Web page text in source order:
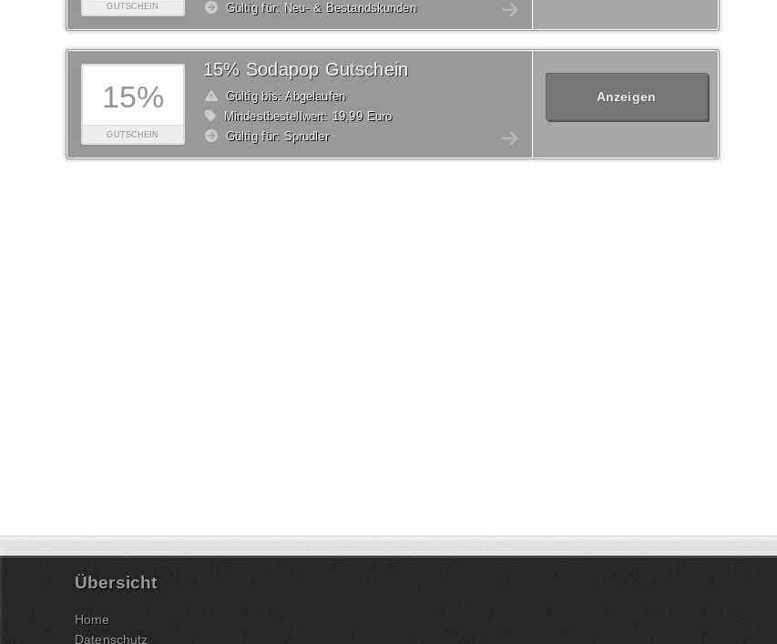
GUTSCHEIN
Gültig für: Neu- & Bestandskunden
15%
GUTSCHEIN
15% Sodapop Gutschein
Gültig bis: Abgelaufen
Mindestbestellwert: 19,99 Euro
Gültig für: Sprudler
Anzeigen
Übersicht
Home
Datenschutz